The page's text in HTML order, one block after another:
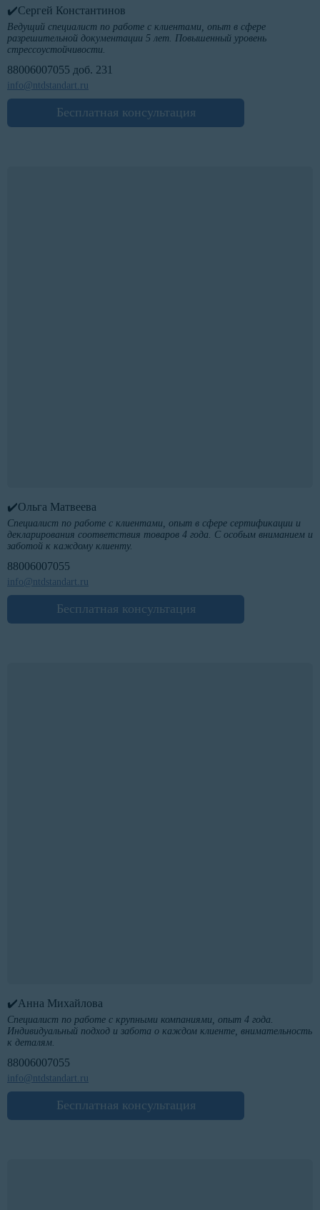
✔️Сергей Константинов
Ведущий специалист по работе с клиентами, опыт в сфере
разрешительной документации 5 лет. Повышенный уровень
стрессоустойчивости.
88006007055 доб. 231
info@ntdstandart.ru
Бесплатная консультация
✔️Ольга Матвеева
Специалист по работе с клиентами, опыт в сфере сертификации и
декларирования соответствия товаров 4 года. С особым вниманием и
заботой к каждому клиенту.
88006007055
info@ntdstandart.ru
Бесплатная консультация
✔️Анна Михайлова
Специалист по работе с крупными компаниями, опыт 4 года.
Индивидуальный подход и забота о каждом клиенте, внимательность
к деталям.
88006007055
info@ntdstandart.ru
Бесплатная консультация